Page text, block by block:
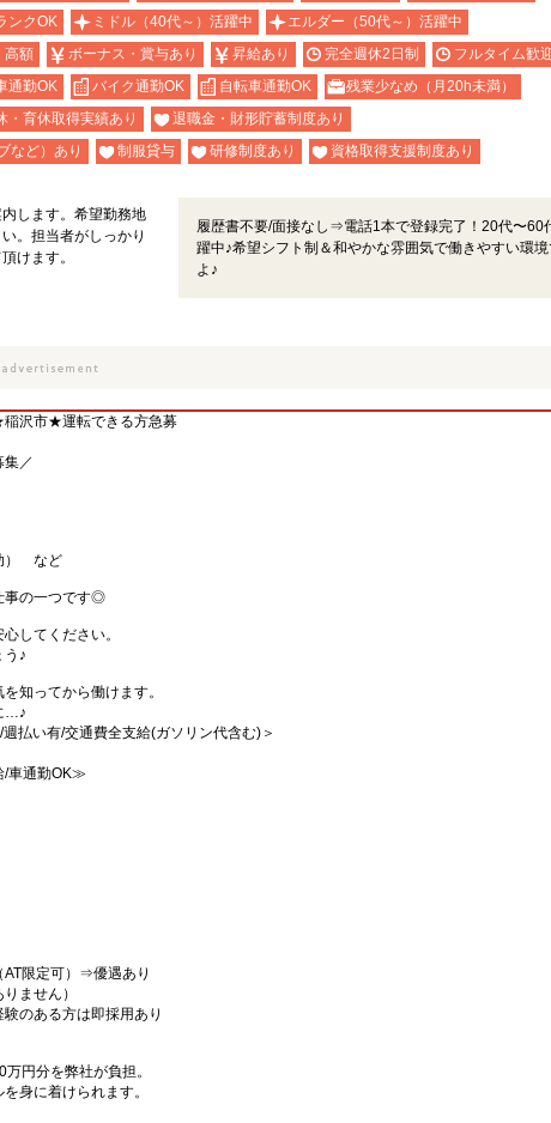
ンクOK ミドル（40代～）活躍中
エルダー（50代～）活躍中
高額 ボーナス・賞与あり 昇給あり 完全週休2日制
フルタイム歓
通勤OK バイク通勤OK 自転車通勤OK
残業少なめ（月20h未満）
・育休取得実績あり
退職金・財形貯蓄制度あり
など）あり
制服貸与 研修制度あり 資格取得支援制度あり
します。希望勤務地
。担当者がしっかり
けます。
履歴書不要/面接なし⇒電話1本で登録完了！20代〜60
躍中♪希望シフト制＆和やかな雰囲気で働きやすい環境
よ♪
沢市★運転できる方急募
／
） など
事の一つです◎
してください。
う♪
知ってから働けます。
…♪
払い有/交通費全支給(ガソリン代含む)＞
/車通勤OK≫
限定可）⇒優遇あり
ません）
のある方は即採用あり
円分を弊社が負担。
身に着けられます。